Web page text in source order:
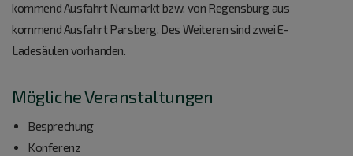
kommend Ausfahrt Neumarkt bzw. von Regensburg aus
kommend Ausfahrt Parsberg. Des Weiteren sind zwei E-
Ladesäulen vorhanden.
Mögliche Veranstaltungen
Besprechung
Konferenz